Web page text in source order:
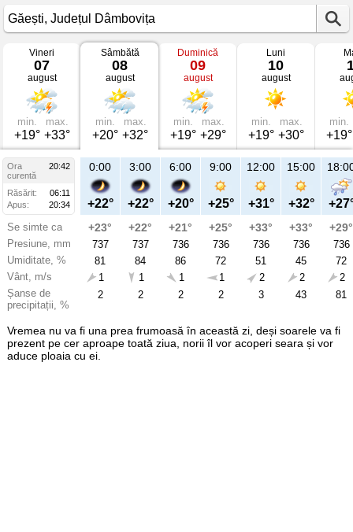
Vremea
Găești
mâine
Județul
Dâmbovița
Vineri
07
august
min.
+19°
max.
+33°
Sâmbătă
08
august
min.
+20°
max.
+32°
Duminică
09
august
min.
+19°
max.
+29°
Luni
10
august
min.
+19°
max.
+30°
min.
+19°
Ora
20:42
curentă
Răsărit:
06:11
Apus:
20:34
Se simte ca
Presiune, mm
Umiditate, %
Vânt, m/s
Șanse de
precipitații, %
23:00
+24°
+25°
736
75
1
5
Sâ
aug
0:00
+22°
+23°
737
81
1
2
3:00
+22°
+22°
737
84
1
2
6:00
+20°
+21°
736
86
1
2
9:00
+25°
+25°
736
72
1
2
12:00
+31°
+33°
736
51
2
3
15:00
+32°
+33°
736
45
2
43
+29°
736
72
2
81
Vremea nu va fi una prea frumoasă în această zi, deși soarele va fi
prezent pe cer aproape toată ziua, norii îl vor acoperi seara și vor
aduce ploaia cu ei.